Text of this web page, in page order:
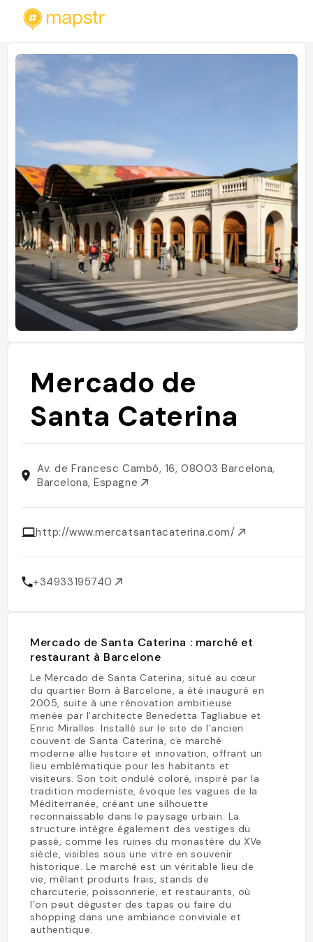
Mercado de
Santa Caterina
Av. de Francesc Cambó, 16, 08003 Barcelona,
Barcelona, Espagne
http://www.mercatsantacaterina.com/
+34933195740
Mercado de Santa Caterina : marché et
restaurant à Barcelone
Le Mercado de Santa Caterina, situé au cœur
du quartier Born à Barcelone, a été inauguré en
2005, suite à une rénovation ambitieuse
menée par l'architecte Benedetta Tagliabue et
Enric Miralles. Installé sur le site de l'ancien
couvent de Santa Caterina, ce marché
moderne allie histoire et innovation, offrant un
lieu emblématique pour les habitants et
visiteurs. Son toit ondulé coloré, inspiré par la
tradition moderniste, évoque les vagues de la
Méditerranée, créant une silhouette
reconnaissable dans le paysage urbain. La
structure intègre également des vestiges du
passé, comme les ruines du monastère du XVe
siècle, visibles sous une vitre en souvenir
historique. Le marché est un véritable lieu de
vie, mêlant produits frais, stands de
charcuterie, poissonnerie, et restaurants, où
l’on peut déguster des tapas ou faire du
shopping dans une ambiance conviviale et
authentique.